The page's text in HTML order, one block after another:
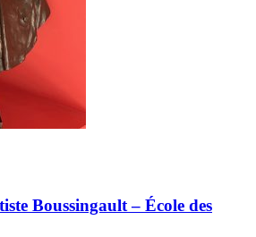
Boussingault – École des